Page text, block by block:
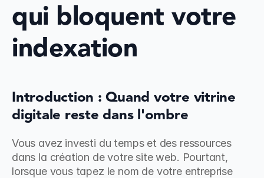
qui bloquent votre
indexation
Introduction : Quand votre vitrine
digitale reste dans l'ombre
Vous avez investi du temps et des ressources
dans la création de votre site web. Pourtant,
lorsque vous tapez le nom de votre entreprise